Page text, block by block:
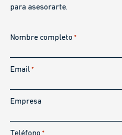
para asesorarte.
Nombre completo *
Email *
Empresa
Teléfono *